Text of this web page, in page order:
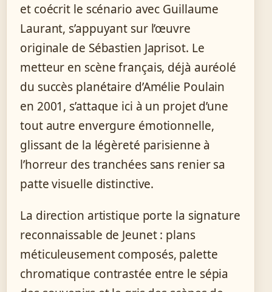
et coécrit le scénario avec Guillaume
Laurant, s’appuyant sur l’œuvre
originale de Sébastien Japrisot. Le
metteur en scène français, déjà auréolé
du succès planétaire d’Amélie Poulain
en 2001, s’attaque ici à un projet d’une
tout autre envergure émotionnelle,
glissant de la légèreté parisienne à
l’horreur des tranchées sans renier sa
patte visuelle distinctive.
La direction artistique porte la signature
reconnaissable de Jeunet : plans
méticuleusement composés, palette
chromatique contrastée entre le sépia